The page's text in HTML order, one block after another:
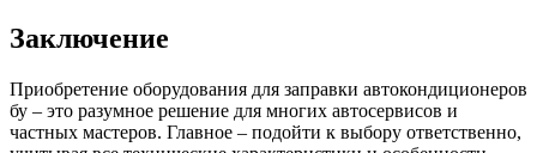
Заключение
Приобретение оборудования для заправки автокондиционеров
бу – это разумное решение для многих автосервисов и
частных мастеров. Главное – подойти к выбору ответственно,